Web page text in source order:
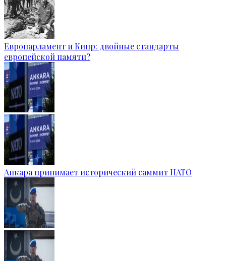
Европарламент и Кипр: двойные стандарты
европейской памяти?
Анкара принимает исторический саммит НАТО